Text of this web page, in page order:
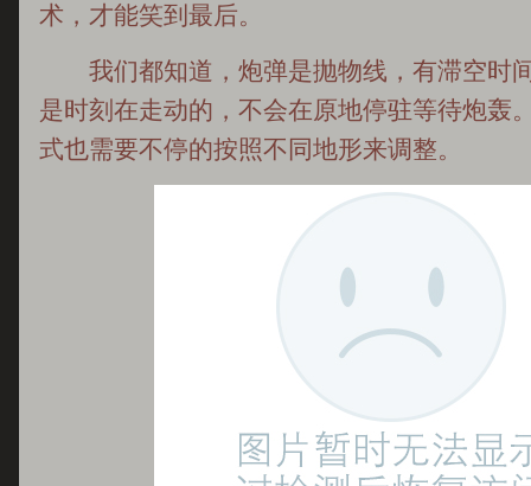
术，才能笑到最后。
我们都知道，炮弹是抛物线，有滞空时
是时刻在走动的，不会在原地停驻等待炮轰
式也需要不停的按照不同地形来调整。